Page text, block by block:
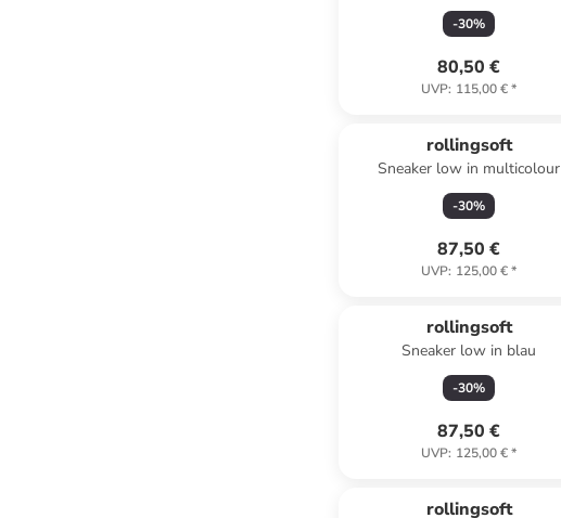
-30%
80,50 €
UVP: 115,00 €*
rollingsoft
Sneaker low in multicolour
-30%
87,50 €
UVP: 125,00 €*
rollingsoft
Sneaker low in blau
-30%
87,50 €
UVP: 125,00 €*
rollingsoft